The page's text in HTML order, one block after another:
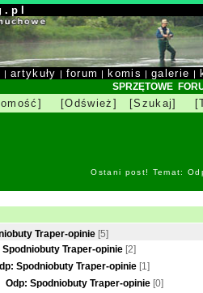
p l
|artykuły | forum | komis |galerie |
SPRZĘTOWE
[Odśwież] [Szukaj]
Ostani post! Temat:
Traper-opinie [5]
Spodniobuty Traper-opinie [2]
Spodniobuty Traper-opinie [1]
Odp: Spodniobuty Traper-opinie [0]